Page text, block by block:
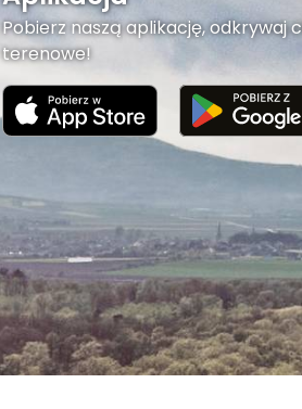
Pobierz naszą aplikację, odkrywaj
terenowe!